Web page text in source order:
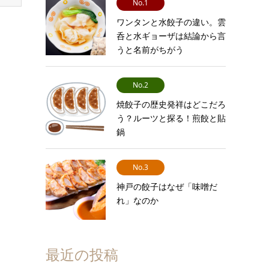
No.1
ワンタンと水餃子の違い。雲
呑と水ギョーザは結論から言
うと名前がちがう
No.2
焼餃子の歴史発祥はどこだろ
う？ルーツと探る！煎餃と貼
鍋
No.3
神戸の餃子はなぜ「味噌だ
れ」なのか
最近の投稿